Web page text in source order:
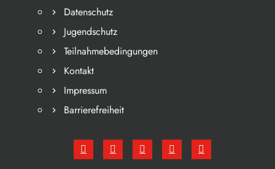
Datenschutz
Jugendschutz
Teilnahmebedingungen
Kontakt
Impressum
Barrierefreiheit